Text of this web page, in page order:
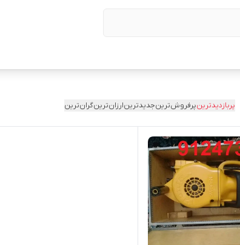
پربازدیدترینپرفروش‌ترینجدیدترینارزان‌ترینگران‌ترین